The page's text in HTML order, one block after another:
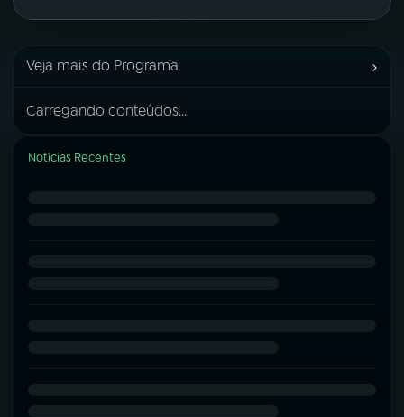
Veja mais do Programa ›
Carregando conteúdos...
Notícias Recentes